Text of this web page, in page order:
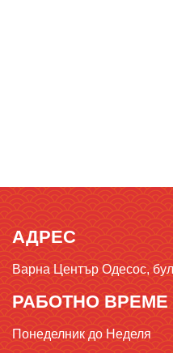
АДРЕС
Варна Център Одесос,
РАБОТНО ВРЕМЕ
Понеделник до Неделя